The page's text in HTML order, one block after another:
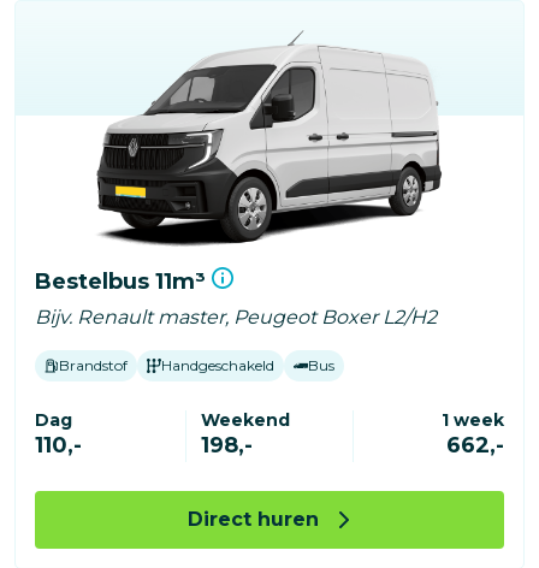
Bestelbus 11m³
Bijv. Renault master, Peugeot Boxer L2/H2
Brandstof Handgeschakeld Bus
Dag
110,-
Weekend
198,-
1 week
662,-
Direct huren